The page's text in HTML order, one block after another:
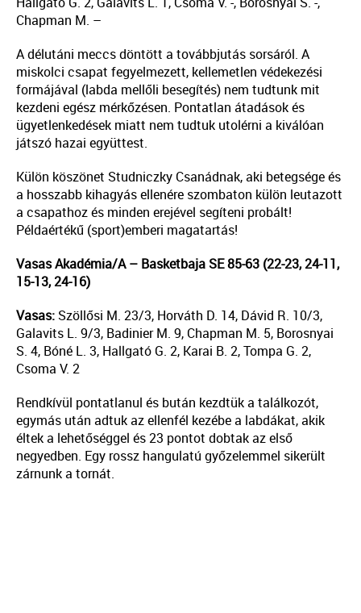
Chapman M. –
A délutáni meccs döntött a továbbjutás sorsáról. A
miskolci csapat fegyelmezett, kellemetlen védekezési
formájával (labda mellőli besegítés) nem tudtunk mit
kezdeni egész mérkőzésen. Pontatlan átadások és
ügyetlenkedések miatt nem tudtuk utolérni a kiválóan
játszó hazai együttest.
Külön köszönet Studniczky Csanádnak, aki betegsége és
a hosszabb kihagyás ellenére szombaton külön leutazott
a csapathoz és minden erejével segíteni probált!
Példaértékű (sport)emberi magatartás!
Vasas Akadémia/A – Basketbaja SE 85-63 (22-23, 24-11,
15-13, 24-16)
Vasas: Szöllősi M. 23/3, Horváth D. 14, Dávid R. 10/3,
Galavits L. 9/3, Badinier M. 9, Chapman M. 5, Borosnyai
S. 4, Bóné L. 3, Hallgató G. 2, Karai B. 2, Tompa G. 2,
Csoma V. 2
Rendkívül pontatlanul és bután kezdtük a találkozót,
egymás után adtuk az ellenfél kezébe a labdákat, akik
éltek a lehetőséggel és 23 pontot dobtak az első
negyedben. Egy rossz hangulatú győzelemmel sikerült
zárnunk a tornát.